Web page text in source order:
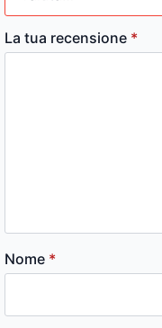
La tua recensione *
Nome *